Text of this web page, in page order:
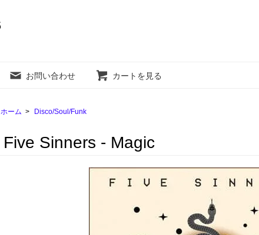
お問い合わせ カートを見る
ホーム > Disco/Soul/Funk
Five Sinners - Magic